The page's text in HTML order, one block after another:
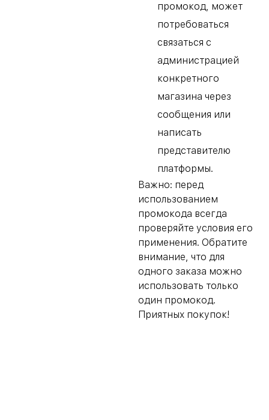
промокод, может
потребоваться
связаться с
администрацией
конкретного
магазина через
сообщения или
написать
представителю
платформы.
Важно: перед
использованием
промокода всегда
проверяйте условия его
применения. Обратите
внимание, что для
одного заказа можно
использовать только
один промокод.
Приятных покупок!